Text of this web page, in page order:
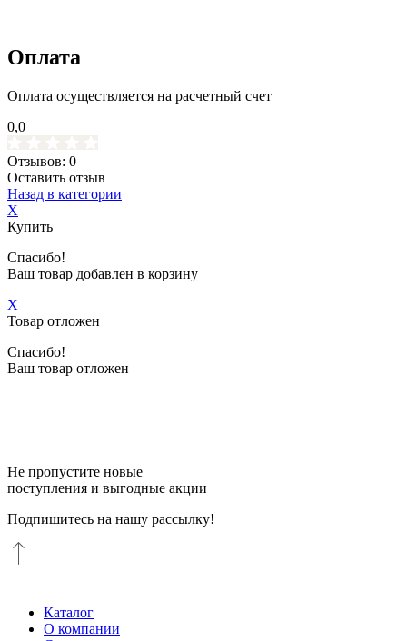
Оплата
Оплата осуществляется на расчетный счет
0,0
Отзывов: 0
Оставить отзыв
Назад в категории
X
Купить
Спасибо!
Ваш товар добавлен в корзину
X
Товар отложен
Спасибо!
Ваш товар отложен
Не пропустите новые
поступления и выгодные акции
Подпишитесь на нашу рассылку!
Каталог
О компании